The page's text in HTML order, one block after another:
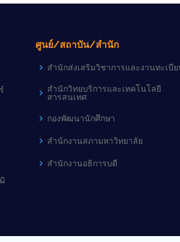
ศูนย์/สถาบัน/สำนัก
สำนักส่งเสริมวิชาการและงานทะเบี
สำนักวิทยบริการและเทคโนโลยี
สารสนเทศ
กองพัฒนานักศึกษา
สำนักงานสภามหาวิทยาลัย
สำนักงานอธิการบดี